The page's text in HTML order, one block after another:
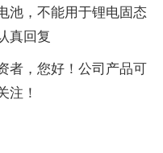
池，不能用于锂电固态
真回复
者，您好！公司产品可
注！